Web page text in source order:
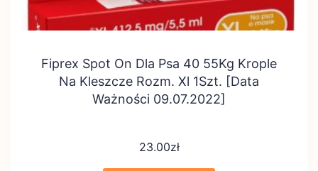
Fiprex Spot On Dla Psa 40 55Kg Krople
Na Kleszcze Rozm. Xl 1Szt. [Data
Ważności 09.07.2022]
23.00zł